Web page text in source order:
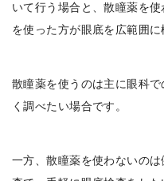
いて行う場合と、散瞳薬を
を使った方が眼底を広範囲に
散瞳薬を使うのは主に眼科
く調べたい場合です。
一方、散瞳薬を使わないの